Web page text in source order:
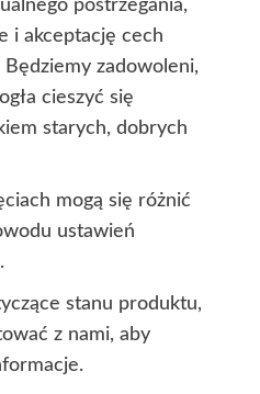
postrzegania,
i akceptację cech
zadowoleni,
cieszyć się
starych, dobrych
mogą się różnić
ustawień
stanu produktu,
z nami, aby